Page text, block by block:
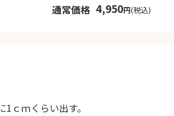
通常価格 4,950円(税込)
ｃｍくらい出す。